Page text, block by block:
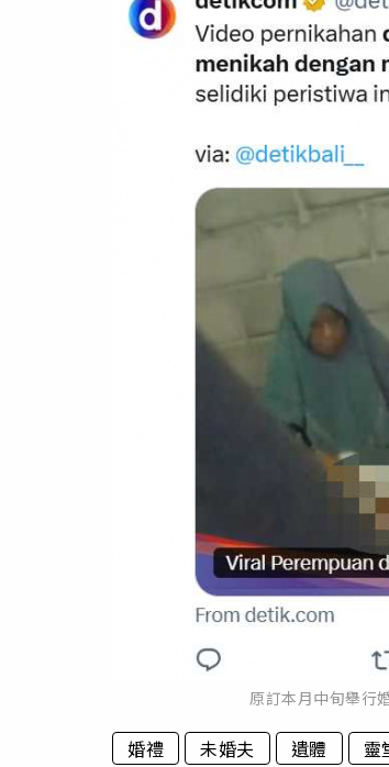
原訂本月中旬舉行
婚禮 未婚夫 遺體 靈